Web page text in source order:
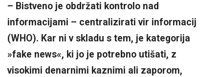
– Bistveno je obdržati kontrolo nad
informacijami – centralizirati vir informacij
(WHO). Kar ni v skladu s tem, je kategorija
»fake news«, ki jo je potrebno utišati, z
visokimi denarnimi kaznimi ali zaporom,